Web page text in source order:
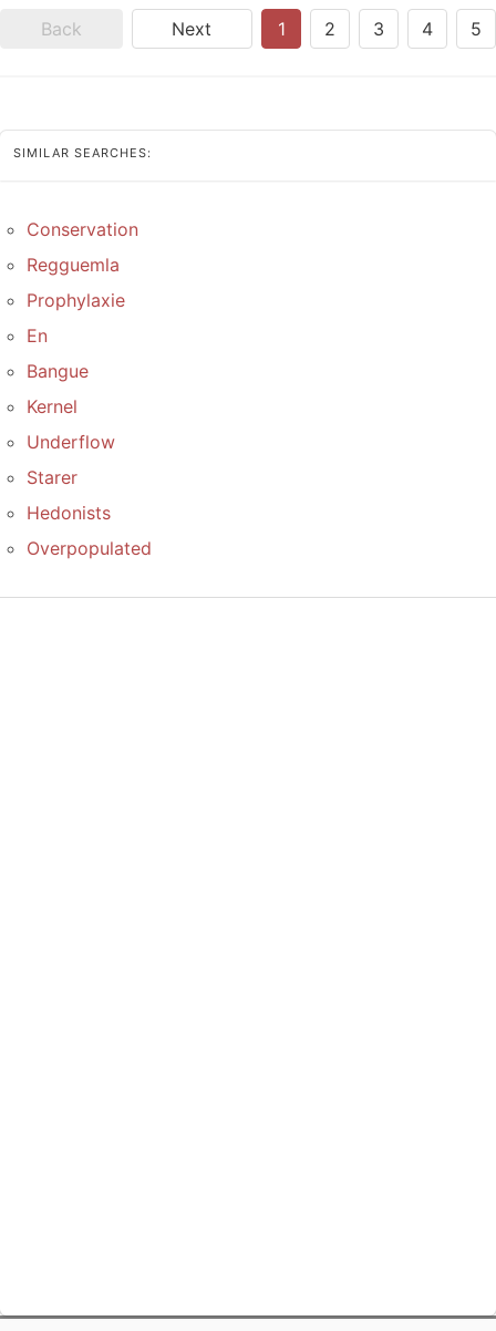
Back Next 1 2 3 4 5
SIMILAR SEARCHES:
Conservation
Regguemla
Prophylaxie
En
Bangue
Kernel
Underflow
Starer
Hedonists
Overpopulated